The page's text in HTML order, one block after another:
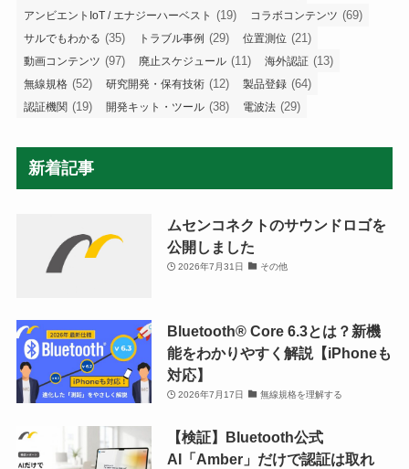
アンビエントIoT / エナジーハーベスト (19) コラボコンテンツ (69)
サルでもわかる (35) トラブル事例 (29) 位置測位 (21)
動画コンテンツ (97) 廃止スケジュール (11) 海外認証 (13)
無線規格 (52) 研究開発・保有技術 (12) 製品登録 (64)
認証機関 (19) 開発キット・ツール (38) 電波法 (29)
新着記事
ムセンコネクトのサウンドロゴを
公開しました
2026年7月31日 その他
Bluetooth®︎ Core 6.3とは？新機
能をわかりやすく解説【iPhoneも
対応】
2026年7月17日 無線規格を理解する
【検証】Bluetooth公式
AI「Amber」だけで認証は取れ